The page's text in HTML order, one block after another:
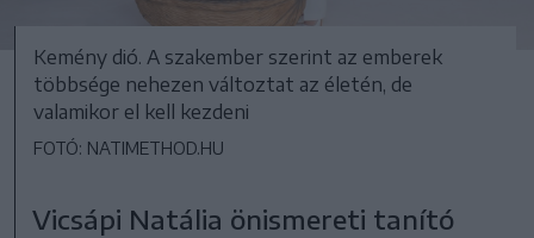
Kemény dió. A szakember szerint az emberek
többsége nehezen változtat az életén, de
valamikor el kell kezdeni
FOTÓ: NATIMETHOD.HU
Vicsápi Natália önismereti tanító